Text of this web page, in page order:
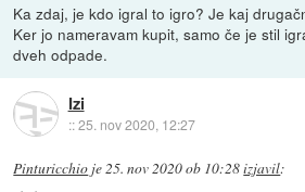
Ka zdaj, je kdo igral to igro? Je kaj
Ker jo nameravam kupit, samo če je stil
dveh odpade.
Izi
::25. nov 2020, 12:27
Pinturicchio je25. nov 2020 ob 10:28izjavil: